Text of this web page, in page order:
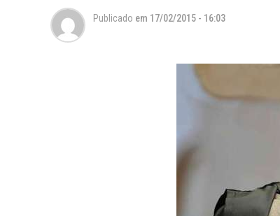
Publicado em 17/02/2015 - 16:03